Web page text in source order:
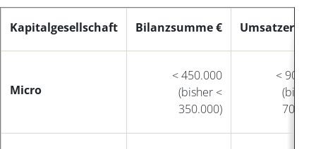
Kapitalgesellschaft Bilanzsumme €
Micro
< 450.000
(bisher <
350.000)
<